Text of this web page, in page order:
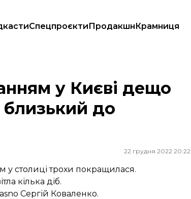
СпецпроєктиПродакшнКрамниця
до графіків
у Києві дещо
до
22 грудня 2022 20:22
у столиці трохи покращилася.
кілька діб.
Сергій Коваленко.